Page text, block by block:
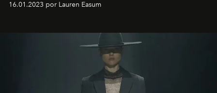
transportador AMTD abrindo caminho para muitos
por propósitos, com um claro senso de missão na vida e
16.01.2023 por Lauren Easum